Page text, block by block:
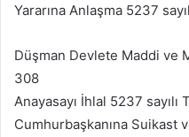
Yararına Anlaşma 5237
Düşman Devlete Maddi ve
308
Anayasayı İhlal 5237 sayılı
Cumhurbaşkanına Suikast